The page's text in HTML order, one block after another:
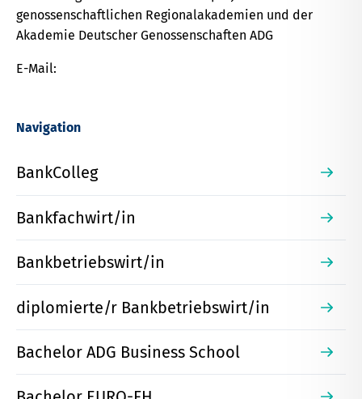
genossenschaftlichen Regionalakademien und der
Akademie Deutscher Genossenschaften ADG
E-Mail:
Navigation
BankColleg
Bankfachwirt/in
Bankbetriebswirt/in
diplomierte/r Bankbetriebswirt/in
Bachelor ADG Business School